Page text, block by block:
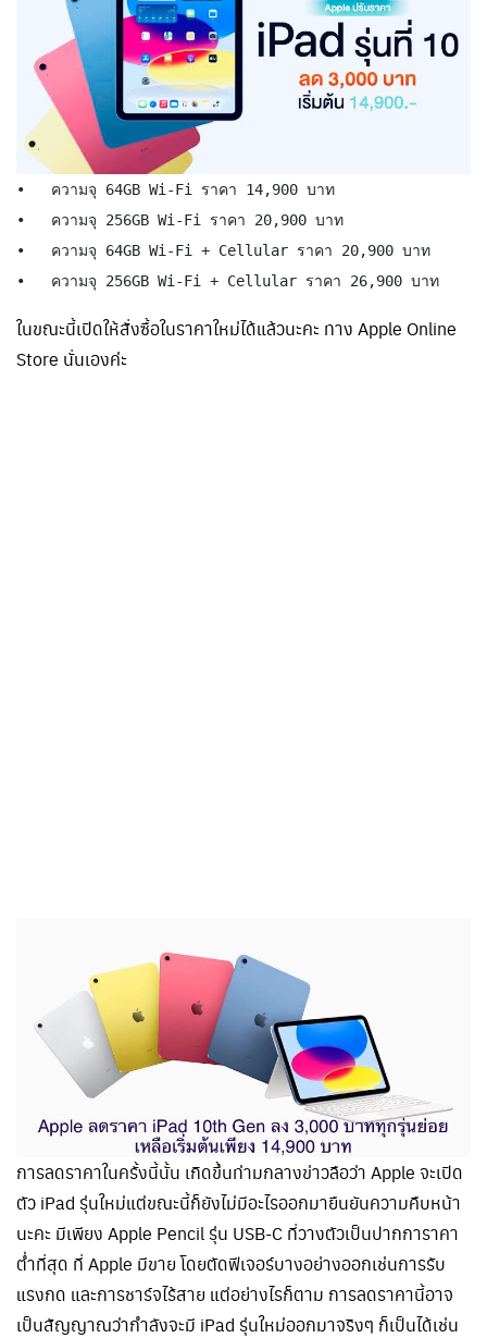
•   ความจุ 64GB Wi-Fi ราคา 14,900 บาท
•   ความจุ 256GB Wi-Fi ราคา 20,900 บาท
•   ความจุ 64GB Wi-Fi + Cellular ราคา 20,900 บาท
•   ความจุ 256GB Wi-Fi + Cellular ราคา 26,900 บาท
ในขณะนี้เปิดให้สั่งซื้อในราคาใหม่ได้แล้วนะคะ ทาง Apple Online
Store นั่นเองค่ะ
การลดราคาในครั้งนี้นั้น เกิดขึ้นท่ามกลางข่าวลือว่า Apple จะเปิด
ตัว iPad รุ่นใหม่แต่ขณะนี้ก็ยังไม่มีอะไรออกมายืนยันความคืบหน้า
นะคะ มีเพียง Apple Pencil รุ่น USB-C ที่วางตัวเป็นปากการาคา
ต่ำที่สุด ที่ Apple มีขาย โดยตัดฟีเจอร์บางอย่างออกเช่นการรับ
แรงกด และการชาร์จไร้สาย แต่อย่างไรก็ตาม การลดราคานี้อาจ
เป็นสัญญาณว่ากำลังจะมี iPad รุ่นใหม่ออกมาจริงๆ ก็เป็นได้เช่น